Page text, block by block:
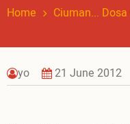
Home Ciuman... Dosa
yo 21 June 2012